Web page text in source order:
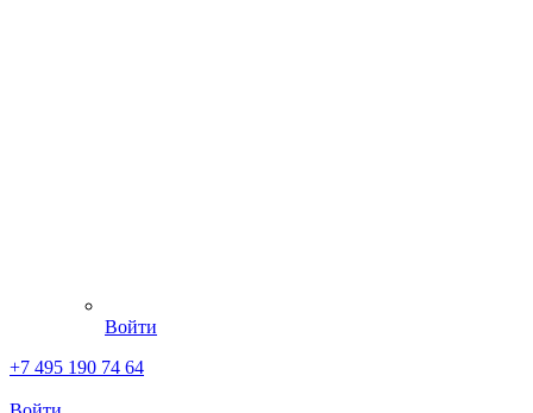
Войти
+7 495 190 74 64